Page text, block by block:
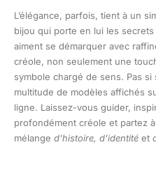
L’élégance, parfois, tient à un
bijou qui porte en lui les
aiment se démarquer avec
créole, non seulement une
symbole chargé de sens. Pas si
multitude de modèles affichés
ligne. Laissez-vous guider,
profondément créole et partez
mélange d’histoire, d’identité et